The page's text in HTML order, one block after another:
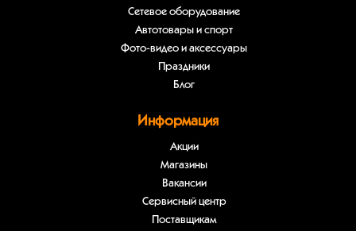
Сетевое оборудование
Автотовары и спорт
Фото-видео и аксессуары
Праздники
Блог
Информация
Акции
Магазины
Вакансии
Сервисный центр
Поставщикам